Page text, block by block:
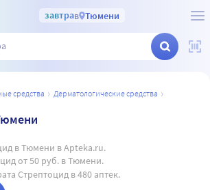
завтрав Тюмени
средства
дерматологические средства
в Тюмени в Apteka.ru.
от 50 руб. в Тюмени.
Стрептоцид в 480 аптек.